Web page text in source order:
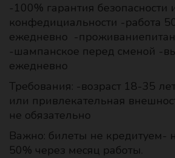
-100% гарантия безопасности
конфедициальности -работа
ежедневно -
-шампанское перед сменой -
ежедневно
Требования: -возраст 18-35
или привлекательная
не обязательно
Важно: билеты не кредитуем-
50% через месяц работы.